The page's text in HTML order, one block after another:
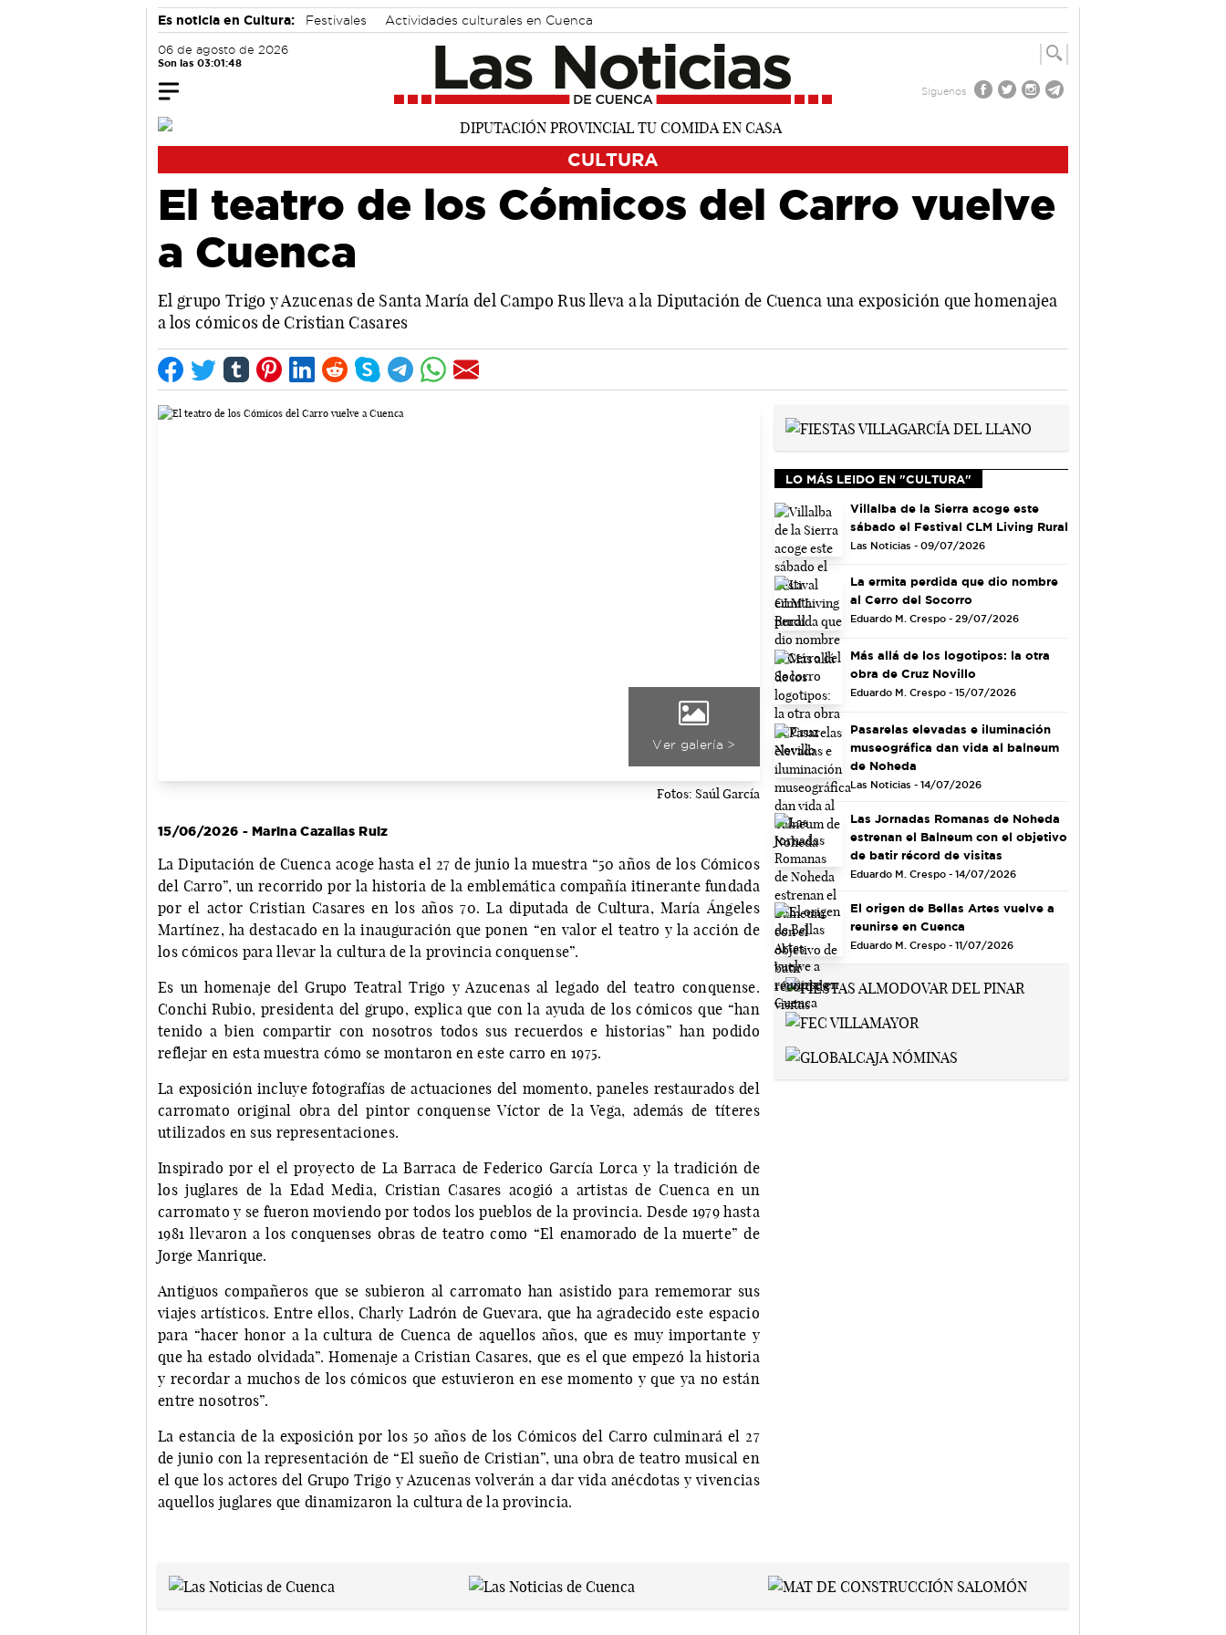
Es noticia en Cultura: Festivales Actividades culturales en Cuenca
06 de agosto de 2026
Son las 03:01:49
Síguenos
CULTURA
El teatro de los Cómicos del Carro vuelve
a Cuenca
El grupo Trigo y Azucenas de Santa María del Campo Rus lleva a la Diputación de Cuenca una exposición que homenajea
a los cómicos de Cristian Casares
Ver galería >
Fotos: Saúl García
15/06/2026 - Marina Cazallas Ruiz
La Diputación de Cuenca acoge hasta el 27 de junio la muestra “50 años de los Cómicos
del Carro”, un recorrido por la historia de la emblemática compañía itinerante fundada
por el actor Cristian Casares en los años 70. La diputada de Cultura, María Ángeles
Martínez, ha destacado en la inauguración que ponen “en valor el teatro y la acción de
los cómicos para llevar la cultura de la provincia conquense”.
Es un homenaje del Grupo Teatral Trigo y Azucenas al legado del teatro conquense.
Conchi Rubio, presidenta del grupo, explica que con la ayuda de los cómicos que “han
tenido a bien compartir con nosotros todos sus recuerdos e historias” han podido
reflejar en esta muestra cómo se montaron en este carro en 1975.
La exposición incluye fotografías de actuaciones del momento, paneles restaurados del
carromato original obra del pintor conquense Víctor de la Vega, además de títeres
utilizados en sus representaciones.
Inspirado por el el proyecto de La Barraca de Federico García Lorca y la tradición de
los juglares de la Edad Media, Cristian Casares acogió a artistas de Cuenca en un
carromato y se fueron moviendo por todos los pueblos de la provincia. Desde 1979 hasta
1981 llevaron a los conquenses obras de teatro como “El enamorado de la muerte” de
Jorge Manrique.
Antiguos compañeros que se subieron al carromato han asistido para rememorar sus
viajes artísticos. Entre ellos, Charly Ladrón de Guevara, que ha agradecido este espacio
para “hacer honor a la cultura de Cuenca de aquellos años, que es muy importante y
que ha estado olvidada”. Homenaje a Cristian Casares, que es el que empezó la historia
y recordar a muchos de los cómicos que estuvieron en ese momento y que ya no están
entre nosotros”.
La estancia de la exposición por los 50 años de los Cómicos del Carro culminará el 27
de junio con la representación de “El sueño de Cristian”, una obra de teatro musical en
el que los actores del Grupo Trigo y Azucenas volverán a dar vida anécdotas y vivencias
aquellos juglares que dinamizaron la cultura de la provincia.
LO MÁS LEIDO EN "CULTURA"
Villalba de la Sierra acoge este
sábado el Festival CLM Living Rural
Las Noticias - 09/07/2026
La ermita perdida que dio nombre
al Cerro del Socorro
Eduardo M. Crespo - 29/07/2026
Más allá de los logotipos: la otra
obra de Cruz Novillo
Eduardo M. Crespo - 15/07/2026
Pasarelas elevadas e iluminación
museográfica dan vida al balneum
de Noheda
Las Noticias - 14/07/2026
Las Jornadas Romanas de Noheda
estrenan el Balneum con el objetivo
de batir récord de visitas
Eduardo M. Crespo - 14/07/2026
El origen de Bellas Artes vuelve a
reunirse en Cuenca
Eduardo M. Crespo - 11/07/2026